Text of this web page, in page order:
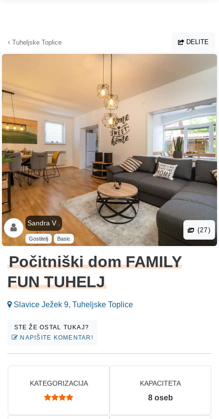
Tuheljske Toplice DELITE
Sandra V .
Gostitelj Basic
(27)
Počitniški dom FAMILY
FUN TUHELJ
Slavice Ježek 9, Tuheljske Toplice
STE ŽE OSTAL TUKAJ?
NAPIŠITE KOMENTAR!
KATEGORIZACIJA KAPACITETA
8 oseb